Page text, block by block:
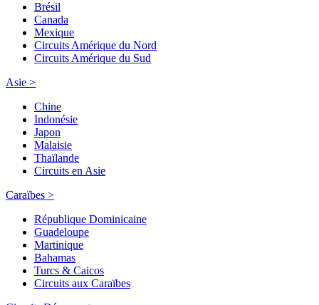
Brésil
Canada
Mexique
Circuits Amérique du Nord
Circuits Amérique du Sud
Asie >
Chine
Indonésie
Japon
Malaisie
Thaïlande
Circuits en Asie
Caraïbes >
République Dominicaine
Guadeloupe
Martinique
Bahamas
Turcs & Caicos
Circuits aux Caraïbes